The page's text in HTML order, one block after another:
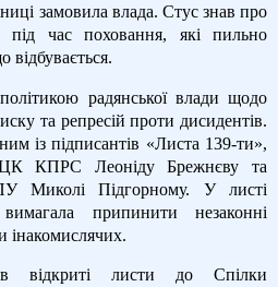
замовила влада. Стус знав про
під час поховання, які пильно
відбувається.
радянської влади щодо
та репресій проти дисидентів.
із підписантів «Листа 139-ти»,
КПРС Леоніду Брежнєву та
Миколі Підгорному. У листі
вимагала припинити незаконні
інакомислячих.
відкриті листи до Спілки